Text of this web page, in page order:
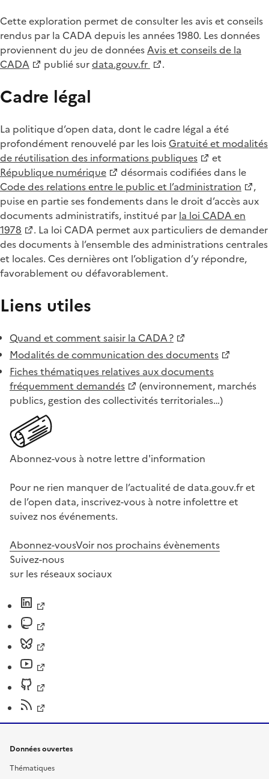
Cette exploration permet de consulter les avis et conseils
rendus par la CADA depuis les années 1980. Les données
proviennent du jeu de donnéesAvis et conseils de la
CADA
publié surdata.gouv.fr .
Cadre légal
La politique d’open data, dont le cadre légal a été
profondément renouvelé par les loisGratuité et modalités
de réutilisation des informations publiques
et
République numérique
désormais codifiées dans le
Code des relations entre le public et l’administration
,
puise en partie ses fondements dans le droit d’accès aux
documents administratifs, institué par la loi CADA en
1978
. La loi CADA permet aux particuliers de demander
des documents à l’ensemble des administrations centrales
et locales. Ces dernières ont l’obligation d’y répondre,
favorablement ou défavorablement.
Liens utiles
Quand et comment saisir la CADA ?
Modalités de communication des documents
Fiches thématiques relatives aux documents
fréquemment demandés
(environnement, marchés
publics, gestion des collectivités territoriales…)
Abonnez-vous à notre lettre d'information
Pour ne rien manquer de l’actualité de data.gouv.fr et
de l’open data, inscrivez-vous à notre infolettre et
suivez nos événements.
Abonnez-vousVoir nos prochains évènements
Suivez-nous
sur les réseaux sociaux
Données ouvertes
Thématiques